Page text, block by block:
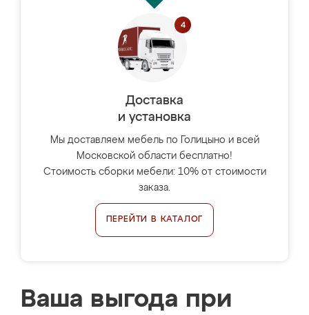
Доставка
и установка
Мы доставляем мебель по Голицыно и всей
Московской области бесплатно!
Стоимость сборки мебели: 10% от стоимости
заказа.
ПЕРЕЙТИ В КАТАЛОГ
Ваша выгода при